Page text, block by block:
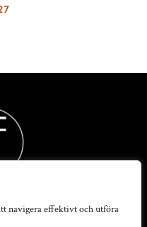
navigera effektivt och utföra